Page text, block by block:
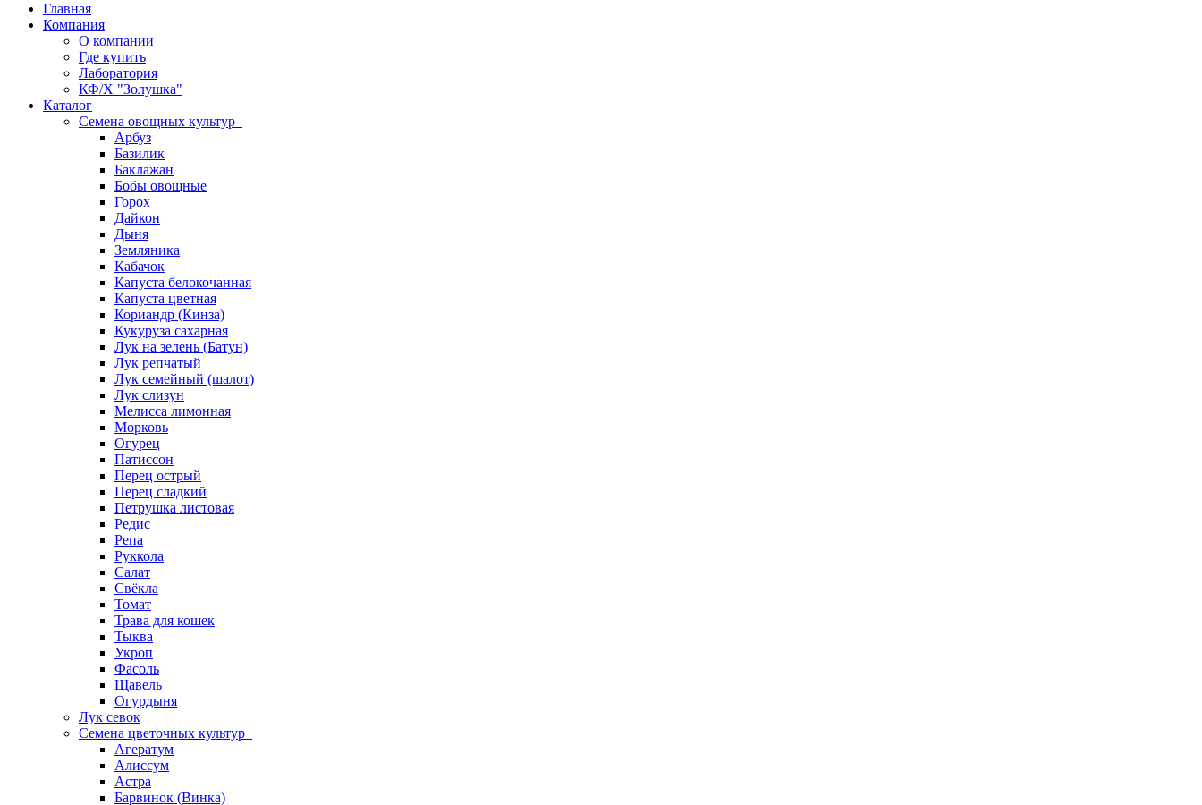
Главная
Компания
О компании
Где купить
Лаборатория
КФ/Х "Золушка"
Каталог
Семена овощных культур
Арбуз
Базилик
Баклажан
Бобы овощные
Горох
Дайкон
Дыня
Земляника
Кабачок
Капуста белокочанная
Капуста цветная
Кориандр (Кинза)
Кукуруза сахарная
Лук на зелень (Батун)
Лук репчатый
Лук семейный (шалот)
Лук слизун
Мелисса лимонная
Морковь
Огурец
Патиссон
Перец острый
Перец сладкий
Петрушка листовая
Редис
Репа
Руккола
Салат
Свёкла
Томат
Трава для кошек
Тыква
Укроп
Фасоль
Щавель
Огурдыня
Лук севок
Семена цветочных культур
Агератум
Алиссум
Астра
Барвинок (Винка)